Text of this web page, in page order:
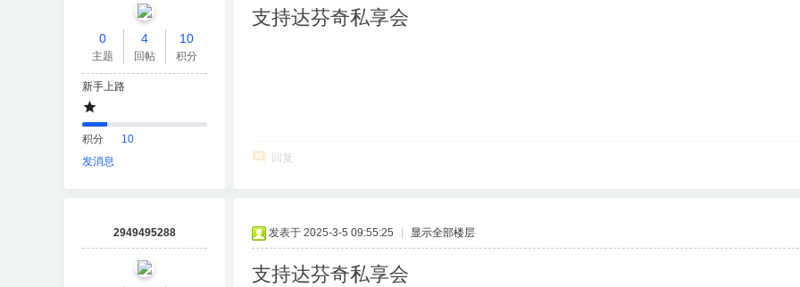
0
主题
4
回帖
10
积分
新手上路
积分
10
发消息
支持达芬奇私享会
回复
2949495288 发表于 2025-3-5 09:55:25 显示全部楼层
支持达芬奇私享会